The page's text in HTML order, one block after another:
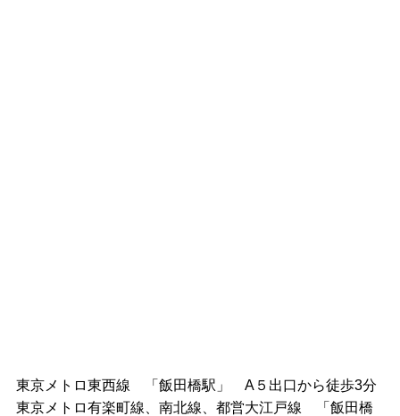
東京メトロ東西線 「飯田橋駅」 A５出口から徒歩3分
東京メトロ有楽町線、南北線、都営大江戸線 「飯田橋